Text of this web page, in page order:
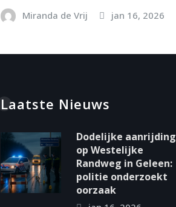
Miranda de Vrij jan 16, 2026
Laatste Nieuws
Dodelijke aanrijding
op Westelijke
Randweg in Geleen:
politie onderzoekt
oorzaak